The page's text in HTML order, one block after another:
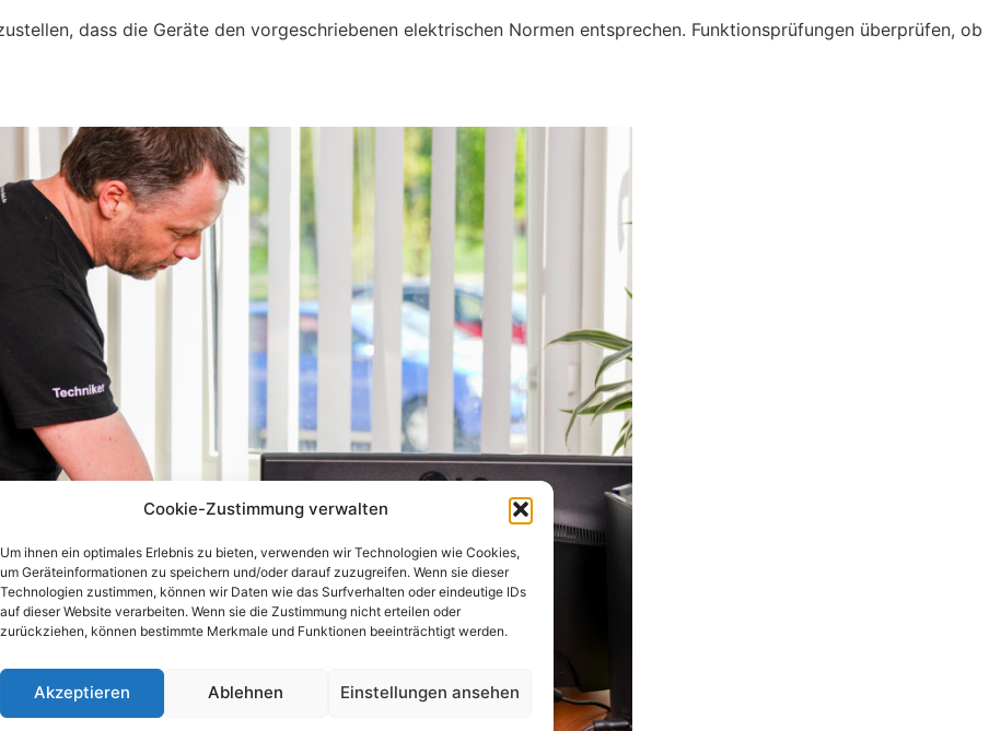
Cookie-Zustimmung verwalten
Um ihnen ein optimales Erlebnis zu bieten, verwenden wir Technologien wie Cookies,
um Geräteinformationen zu speichern und/oder darauf zuzugreifen. Wenn sie dieser
Technologien zustimmen, können wir Daten wie das Surfverhalten oder eindeutige IDs
auf dieser Website verarbeiten. Wenn sie die Zustimmung nicht erteilen oder
zurückziehen, können bestimmte Merkmale und Funktionen beeinträchtigt werden.
Akzeptieren Ablehnen Einstellungen ansehen
dass die Geräte den vorgeschriebenen elektrischen Normen entsprechen. Funktionsprüfungen überprüfen, ob